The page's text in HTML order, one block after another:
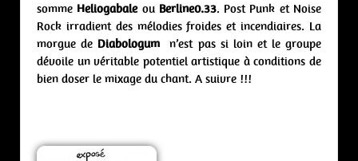
somme Heliogabale ou Berline0.33. Post Punk et Noise
Rock irradient des mélodies froides et incendiaires. La
morgue de Diabologum n’est pas si loin et le groupe
dévoile un véritable potentiel artistique à conditions de
bien doser le mixage du chant. A suivre !!!